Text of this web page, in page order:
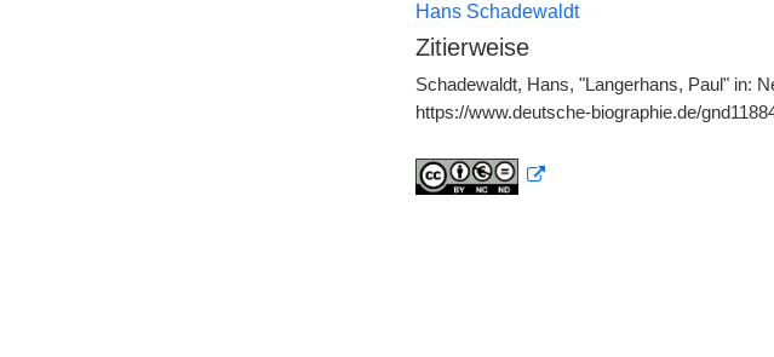
Hans Schadewaldt
Zitierweise
Schadewaldt, Hans, "Langerhans, Paul" in:
https://www.deutsche-biographie.de/